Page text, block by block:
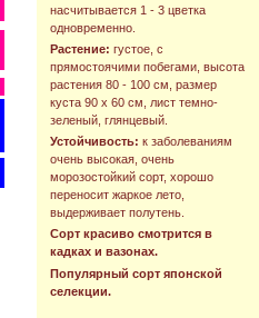
насчитывается 1 - 3 цветка
одновременно.
Растение: густое, с
прямостоячими побегами, высота
растения 80 - 100 см, размер
куста 90 х 60 см, лист темно-
зеленый, глянцевый.
Устойчивость: к заболеваниям
очень высокая, очень
морозостойкий сорт, хорошо
переносит жаркое лето,
выдерживает полутень.
Сорт красиво смотрится в
кадках и вазонах.
Популярный сорт японской
селекции.